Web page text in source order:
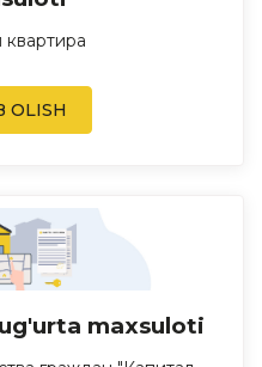
квартира
OLISH
maxsuloti